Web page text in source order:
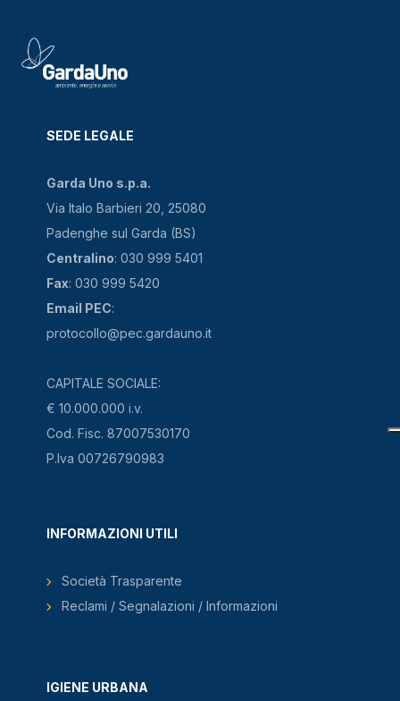
SEDE LEGALE
Garda Uno s.p.a.
Via Italo Barbieri 20, 25080
Padenghe sul Garda (BS)
Centralino: 030 999 5401
Fax: 030 999 5420
Email PEC:
protocollo@pec.gardauno.it
CAPITALE SOCIALE:
€ 10.000.000 i.v.
Cod. Fisc. 87007530170
P.Iva 00726790983
IGIENE URBANA
INFORMAZIONI UTILI
Società Trasparente
Reclami / Segnalazioni / Informazioni